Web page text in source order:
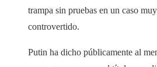
trampa sin pruebas en un caso muy
controvertido.
Putin ha dicho públicamente al